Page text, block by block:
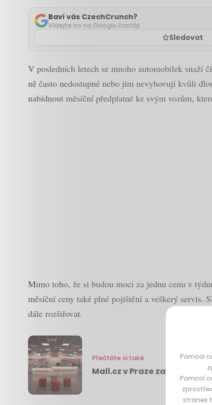
Baví vás CzechCrunch?
Vídejte ho na Googlu častěji.
Sledovat
V posledních letech se mnoho automobilek
ně často nedostupné nebo jim nevyhovují kvůli
nabídnout měsíční předplatné ke svým vozům,
Mimo toho, že si budou moci za jednu cenu v
měsíční ceny také plné pojištění a veškerý servis.
dále rozšiřovat.
Přečtěte si také
Mall.cz v Praze zavádí
Pomocí
Pomocí
stránek